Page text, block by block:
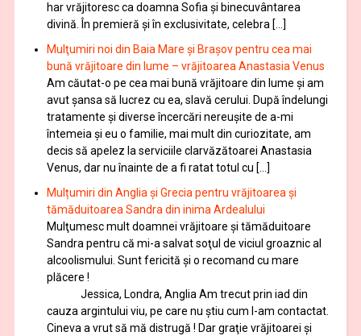
har vrăjitoresc ca doamna Sofia şi binecuvântarea
divină. În premieră şi în exclusivitate, celebra […]
Mulţumiri noi din Baia Mare și Brașov pentru cea mai
bună vrăjitoare din lume – vrăjitoarea Anastasia Venus
Am căutat-o pe cea mai bună vrăjitoare din lume și am
avut șansa să lucrez cu ea, slavă cerului. După îndelungi
tratamente şi diverse încercări nereușite de a-mi
întemeia şi eu o familie, mai mult din curiozitate, am
decis să apelez la serviciile clarvăzătoarei Anastasia
Venus, dar nu înainte de a fi ratat totul cu […]
Mulțumiri din Anglia și Grecia pentru vrăjitoarea și
tămăduitoarea Sandra din inima Ardealului
Mulţumesc mult doamnei vrăjitoare și tămăduitoare
Sandra pentru că mi-a salvat soţul de viciul groaznic al
alcoolismului. Sunt fericită și o recomand cu mare
plăcere !
Jessica, Londra, Anglia Am trecut prin iad din
cauza argintului viu, pe care nu știu cum l-am contactat.
Cineva a vrut să mă distrugă ! Dar graţie vrăjitoarei și